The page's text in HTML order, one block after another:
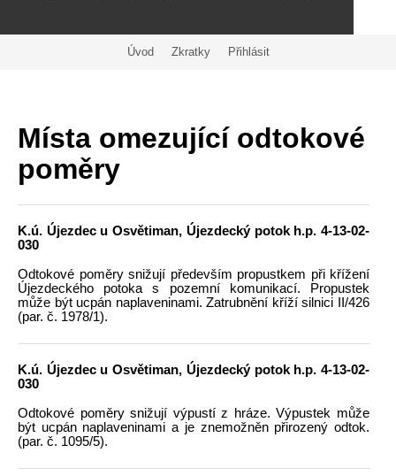
Úvod Zkratky Přihlásit
Místa omezující odtokové
poměry
K.ú. Újezdec u Osvětiman, Újezdecký potok h.p. 4-13-02-
030
Odtokové poměry snižují především propustkem při křížení
Újezdeckého potoka s pozemní komunikací. Propustek
může být ucpán naplaveninami. Zatrubnění kříží silnici II/426
(par. č. 1978/1).
K.ú. Újezdec u Osvětiman, Újezdecký potok h.p. 4-13-02-
030
Odtokové poměry snižují výpustí z hráze. Výpustek může
být ucpán naplaveninami a je znemožněn přirozený odtok.
(par. č. 1095/5).